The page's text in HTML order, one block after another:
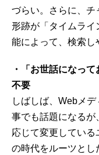
づらい。さらに、チ
形跡が「タイムライ
能によって、検索し
・「お世話になっ
不要
しばしば、Webメ
事でも話題になるが
応じて変更してい
の時代をルーツとし